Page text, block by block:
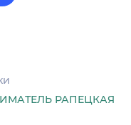
РАПЕЦКАЯ